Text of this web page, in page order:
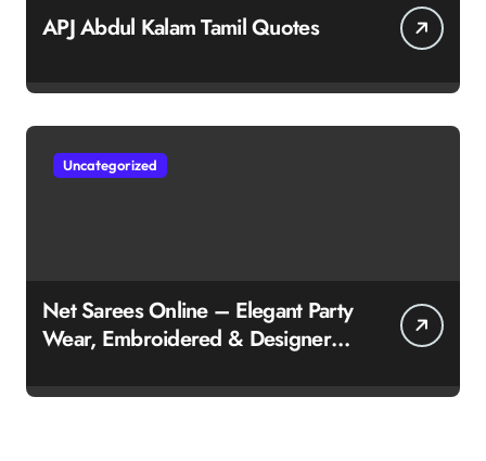
APJ Abdul Kalam Tamil Quotes
Uncategorized
Net Sarees Online – Elegant Party
Wear, Embroidered & Designer